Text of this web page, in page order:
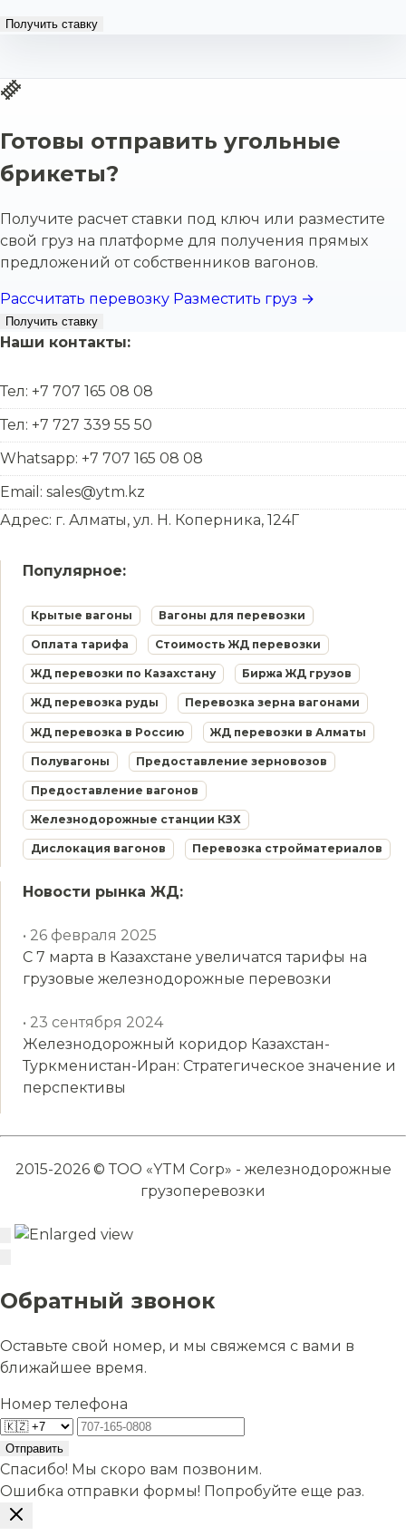
Получить ставку
Готовы отправить угольные
брикеты?
Получите расчет ставки под ключ или разместите
свой груз на платформе для получения прямых
предложений от собственников вагонов.
Рассчитать перевозку Разместить груз →
Получить ставку
Наши контакты:
Тел: +7 707 165 08 08
Тел: +7 727 339 55 50
Whatsapp: +7 707 165 08 08
Email: sales@ytm.kz
Адрес: г. Алматы, ул. Н. Коперника, 124Г
Популярное:
Крытые вагоны Вагоны для перевозки
Оплата тарифа Стоимость ЖД перевозки
ЖД перевозки по Казахстану Биржа ЖД грузов
ЖД перевозка руды Перевозка зерна вагонами
ЖД перевозка в Россию ЖД перевозки в Алматы
Полувагоны Предоставление зерновозов
Предоставление вагонов
Железнодорожные станции КЗХ
Дислокация вагонов Перевозка стройматериалов
Новости рынка ЖД:
• 26 февраля 2025
С 7 марта в Казахстане увеличатся тарифы на
грузовые железнодорожные перевозки
• 23 сентября 2024
Железнодорожный коридор Казахстан-
Туркменистан-Иран: Стратегическое значение и
перспективы
2015-2026 © ТОО «YTM Corp» - железнодорожные
грузоперевозки
Обратный звонок
Оставьте свой номер, и мы свяжемся с вами в
ближайшее время.
Номер телефона
Отправить
Спасибо! Мы скоро вам позвоним.
Ошибка отправки формы! Попробуйте еще раз.